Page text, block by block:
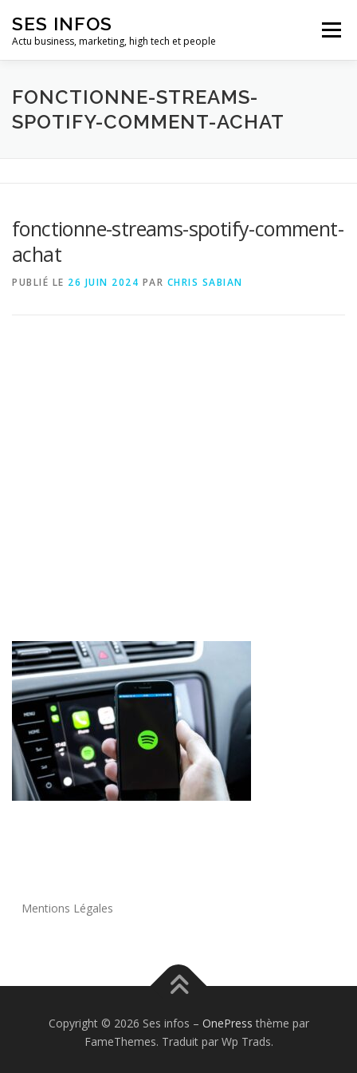
contenu
SES INFOS
Actu business, marketing, high tech et people
Menu
BUSINESS MARKETING
FONCTIONNE-STREAMS-
SPOTIFY-COMMENT-ACHAT
fonctionne-streams-spotify-comment-
achat
PUBLIÉ LE 26 JUIN 2024 PAR CHRIS SABIAN
Mentions Légales
Copyright © 2026 Ses infos – OnePress thème par
FameThemes. Traduit par Wp Trads.